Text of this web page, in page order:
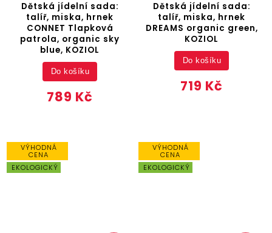
Dětská jídelní sada:
talíř, miska, hrnek
CONNET Tlapková
patrola, organic sky
blue, KOZIOL
789 Kč
Do košíku
Dětská jídelní sada:
talíř, miska, hrnek
DREAMS organic green,
KOZIOL
719 Kč
Do košíku
VÝHODNÁ
CENA
EKOLOGICKÝ
VÝHODNÁ
CENA
EKOLOGICKÝ